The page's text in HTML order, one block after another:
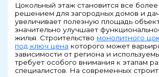
Цокольный этаж становится все
решением для загородных домов и
увеличивает полезную площадь
значительно улучшает
жилья. Строительство монолитного
под ключ цена которого может
зависимости от региона и
требует особого внимания к этапам
специалистов. На современных